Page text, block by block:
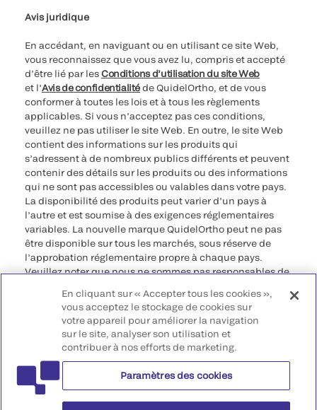
Avis juridique
En accédant, en naviguant ou en utilisant ce site Web,
vous reconnaissez que vous avez lu, compris et accepté
d’être lié par lesConditions d’utilisation du site Web
et l’Avis de confidentialitéde QuidelOrtho, et de vous
conformer à toutes les lois et à tous les règlements
applicables. Si vous n’acceptez pas ces conditions,
veuillez ne pas utiliser le site Web. En outre, le site Web
contient des informations sur les produits qui
s’adressent à de nombreux publics différents et peuvent
contenir des détails sur les produits ou des informations
qui ne sont pas accessibles ou valables dans votre pays.
La disponibilité des produits peut varier d’un pays à
l’autre et est soumise à des exigences réglementaires
variables. La nouvelle marque QuidelOrtho peut ne pas
être disponible sur tous les marchés, sous réserve de
l’approbation réglementaire propre à chaque pays.
Veuillez noter que nous ne sommes pas responsables de
conformes à une procédure légale, à une
réglementation, à un enregistrement ou à un usage dans
votre pays d’origine.
©2026 QuidelOrtho Corporation. Tous droits réservés.
QuidelOrtho Corporation
9975 Summers Ridge Road, San Diego, CA 92121, USA
En cliquant sur « Accepter tous les cookies »,
vous acceptez le stockage de cookies sur
votre appareil pour améliorer la navigation
sur le site, analyser son utilisation et
contribuer à nos efforts de marketing.
Paramètres des cookies